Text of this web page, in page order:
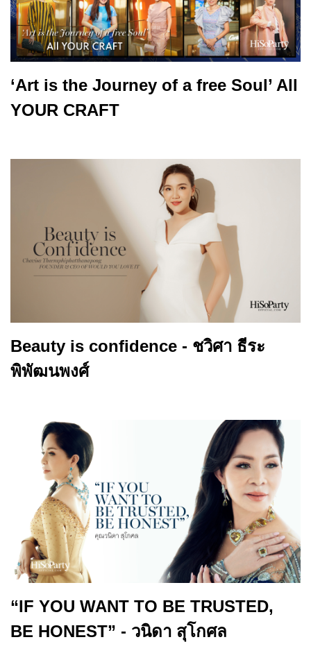
‘Art is the Journey of a free Soul’ All
YOUR CRAFT
Beauty is confidence - ชวิศา ธีระ
พิพัฒนพงศ์
“IF YOU WANT TO BE TRUSTED,
BE HONEST” - วนิดา สุโกศล